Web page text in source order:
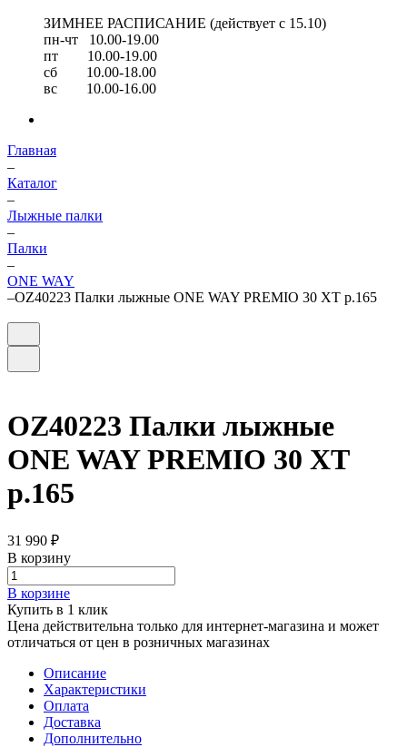
ЗИМНЕЕ РАСПИСАНИЕ (действует с 15.10)
пн-чт 10.00-19.00
пт 10.00-19.00
сб 10.00-18.00
вс 10.00-16.00
Главная
–
Каталог
–
Лыжные палки
–
Палки
–
ONE WAY
–OZ40223 Палки лыжные ONE WAY PREMIO 30 XT р.165
OZ40223 Палки лыжные
ONE WAY PREMIO 30 XT
р.165
31 990 ₽
В корзину
В корзине
Купить в 1 клик
Цена действительна только для интернет-магазина и может
отличаться от цен в розничных магазинах
Описание
Характеристики
Оплата
Доставка
Дополнительно